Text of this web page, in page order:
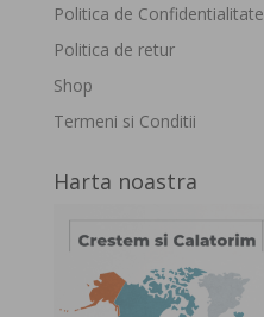
Politica de Confidentialitate
Politica de retur
Shop
Termeni si Conditii
Harta noastra